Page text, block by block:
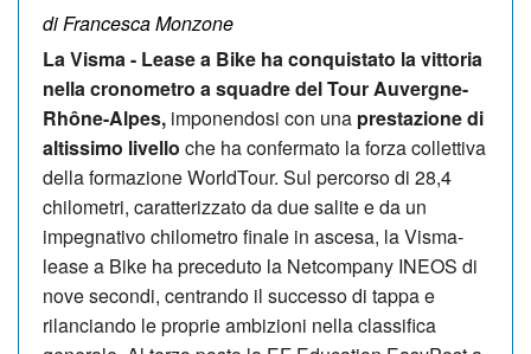
di Francesca Monzone
La Visma - Lease a Bike ha conquistato la vittoria
nella cronometro a squadre del Tour Auvergne-
Rhône-Alpes, imponendosi con una prestazione di
altissimo livello che ha confermato la forza collettiva
della formazione WorldTour. Sul percorso di 28,4
chilometri, caratterizzato da due salite e da un
impegnativo chilometro finale in ascesa, la Visma-
lease a Bike ha preceduto la Netcompany INEOS di
nove secondi, centrando il successo di tappa e
rilanciando le proprie ambizioni nella classifica